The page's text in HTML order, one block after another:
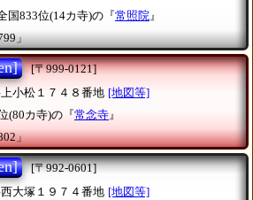
国833位(14カ寺)の『常照院 』
」
[〒999-0121]
小松１７４８番地 [地図等]
(80カ寺)の『常念寺 』
」
[〒992-0601]
大塚１９７４番地 [地図等]